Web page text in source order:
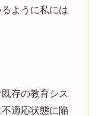
ように私には
存の教育シス
適応状態に陥